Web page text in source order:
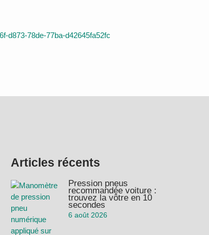
d873-78de-77ba-d42645fa52fc
Articles récents
Pression pneus
recommandée voiture :
trouvez la vôtre en 10
secondes
6 août 2026